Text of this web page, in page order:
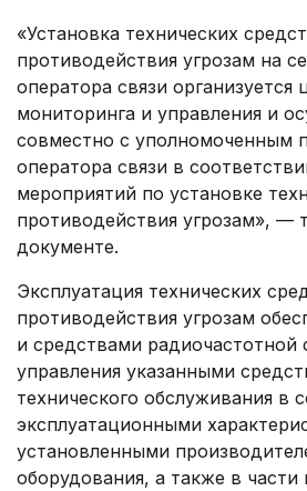
«Установка технических
противодействия угрозам на
оператора связи организуется
мониторинга и управления и
совместно с уполномоченным
оператора связи в
мероприятий по установке
противодействия угрозам», —
документе.
Эксплуатация технических
противодействия угрозам
и средствами радиочастотной
управления указанными
технического обслуживания в
эксплуатационными
установленными
оборудования, а также в